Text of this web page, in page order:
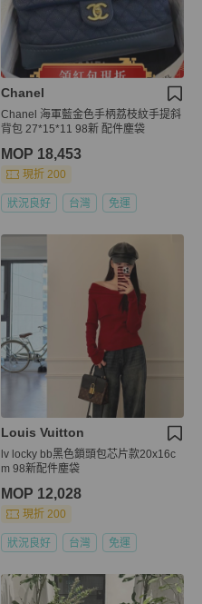
Chanel
Chanel 海軍藍金色手柄荔枝紋手提斜
背包 27*15*11 98新 配件塵袋
MOP 18,453
現折 200
狀況良好 台灣 免運
Louis Vuitton
lv locky bb黑色鎖頭包芯片款20x16c
m 98新配件塵袋
MOP 12,028
現折 200
狀況良好 台灣 免運